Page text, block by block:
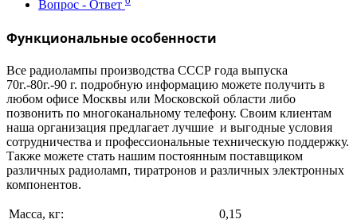
Вопрос - Ответ
Функциональные особенности
Все радиолампы производства СССР года выпуска
70г.-80г.-90 г. подробную информацию можете получить в
любом офисе Москвы или Московской области либо
позвонить по многоканальному телефону. Своим клиентам
наша организация предлагает лучшие и выгодные условия
сотрудничества и профессиональные техническую поддержку.
Также можете стать нашим постоянным поставщиком
различных радиоламп, тиратронов и различных электронных
компонентов.
Масса, кг:
0,15